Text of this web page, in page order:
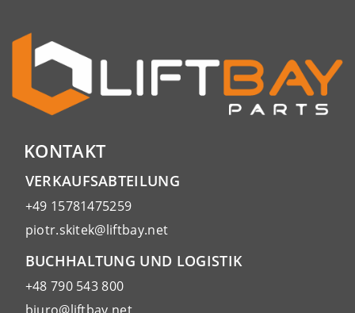
KONTAKT
VERKAUFSABTEILUNG
+49 15781475259
piotr.skitek@liftbay.net
BUCHHALTUNG UND LOGISTIK
+48 790 543 800
biuro@liftbay.net